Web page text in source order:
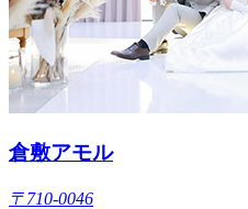
倉敷アモル
〒710-0046